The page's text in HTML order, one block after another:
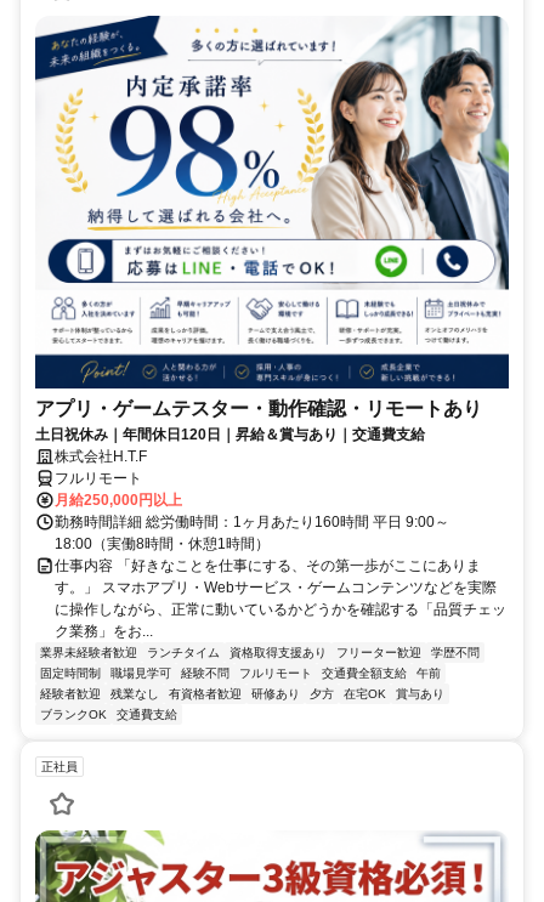
アプリ・ゲームテスター・動作確認・リモートあり
土日祝休み｜年間休日120日｜昇給＆賞与あり｜交通費支給
株式会社H.T.F
フルリモート
月給250,000円以上
勤務時間詳細 総労働時間：1ヶ月あたり160時間 平日 9:00～
18:00（実働8時間・休憩1時間）
仕事内容 「好きなことを仕事にする、その第一歩がここにありま
す。」 スマホアプリ・Webサービス・ゲームコンテンツなどを実際
に操作しながら、正常に動いているかどうかを確認する「品質チェッ
ク業務」をお...
業界未経験者歓迎 ランチタイム 資格取得支援あり フリーター歓迎
学歴不問
固定時間制
職場見学可 経験不問 フルリモート 交通費全額支給
午前
経験者歓迎
残業なし 有資格者歓迎 研修あり 夕方 在宅OK
賞与あり
ブランクOK
交通費支給
正社員